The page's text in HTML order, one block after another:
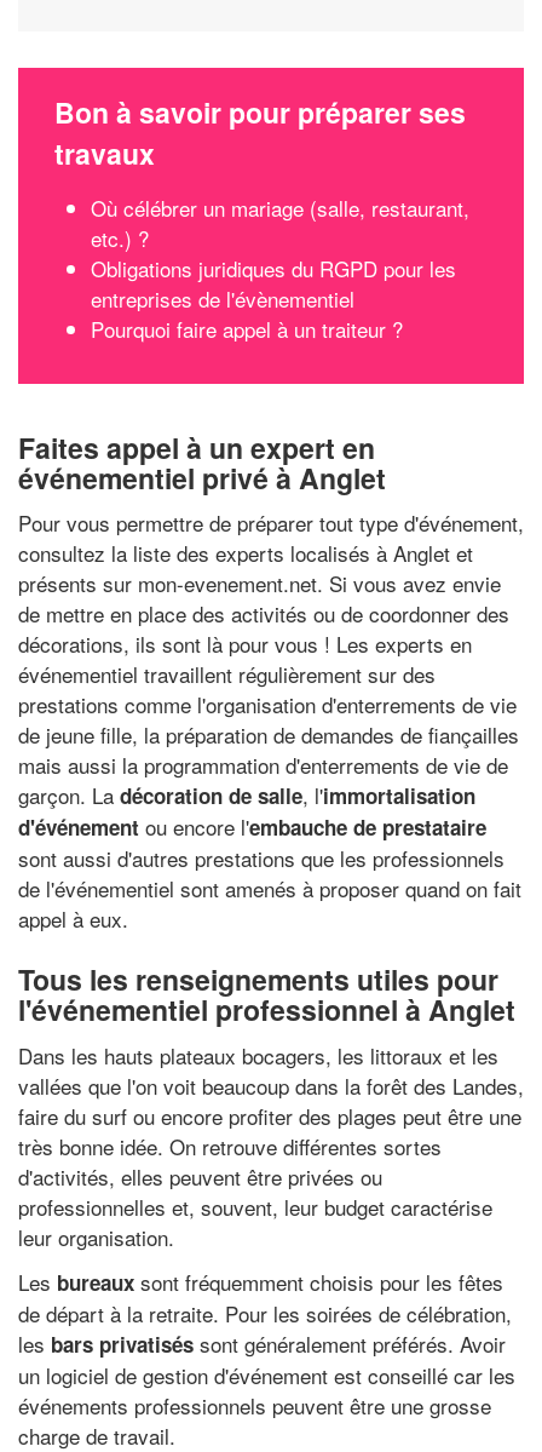
Bon à savoir pour préparer ses
travaux
Où célébrer un mariage (salle, restaurant,
etc.) ?
Obligations juridiques du RGPD pour les
entreprises de l'évènementiel
Pourquoi faire appel à un traiteur ?
Faites appel à un expert en
événementiel privé à Anglet
Pour vous permettre de préparer tout type d'événement,
consultez la liste des experts localisés à Anglet et
présents sur mon-evenement.net. Si vous avez envie
de mettre en place des activités ou de coordonner des
décorations, ils sont là pour vous ! Les experts en
événementiel travaillent régulièrement sur des
prestations comme l'organisation d'enterrements de vie
de jeune fille, la préparation de demandes de fiançailles
mais aussi la programmation d'enterrements de vie de
garçon. La décoration de salle, l'immortalisation
d'événement ou encore l'embauche de prestataire
sont aussi d'autres prestations que les professionnels
de l'événementiel sont amenés à proposer quand on fait
appel à eux.
Tous les renseignements utiles pour
l'événementiel professionnel à Anglet
Dans les hauts plateaux bocagers, les littoraux et les
vallées que l'on voit beaucoup dans la forêt des Landes,
faire du surf ou encore profiter des plages peut être une
très bonne idée. On retrouve différentes sortes
d'activités, elles peuvent être privées ou
professionnelles et, souvent, leur budget caractérise
leur organisation.
Les bureaux sont fréquemment choisis pour les fêtes
de départ à la retraite. Pour les soirées de célébration,
les bars privatisés sont généralement préférés. Avoir
un logiciel de gestion d'événement est conseillé car les
événements professionnels peuvent être une grosse
charge de travail.